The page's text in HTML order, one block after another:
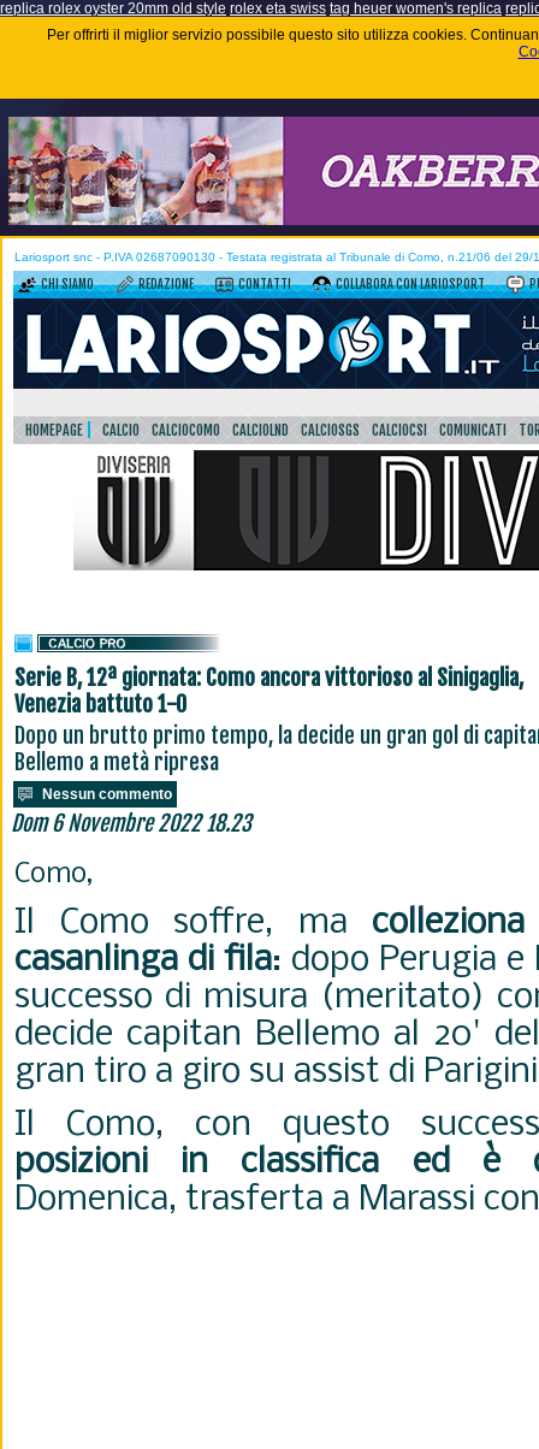
replica rolex oyster 20mm old style rolex eta swiss tag heuer women's replica
Per offrirti il miglior servizio possibile questo sito utilizza cookies.
Lariosport snc - P.IVA 02687090130 - Testata registrata al Tribunale di Como, n.21/06 del 29/
CHI SIAMO REDAZIONE CONTATTI COLLABORA CON LARIOSPORT
HOMEPAGE CALCIO CALCIOCOMO CALCIOLND CALCIOSGS CALCIOCSI COMUNICATI
Serie B, 12ª giornata: Como ancora vittorioso al Sinigaglia,
Venezia battuto 1-0
Dopo un brutto primo tempo, la decide un gran gol di
Bellemo a metà ripresa
Nessun commento
Dom 6 Novembre 2022 18.23
Como,
Il Como soffre, ma
casanlinga di fila: dopo Perugia
successo di misura (meritato)
decide capitan Bellemo al 20'
gran tiro a giro su assist di
Il Como, con questo
posizioni in classifica ed è
Domenica, trasferta a Marassi